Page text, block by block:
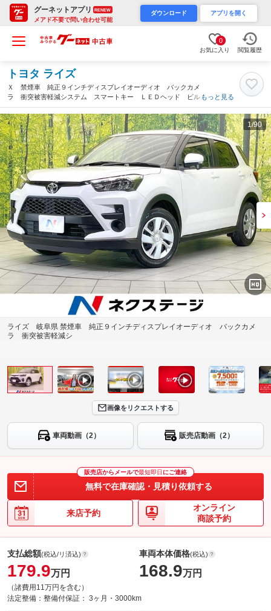
グーネットアプリ RENEW
メアド不要で問い合わせ可能
ダウンロード アプリを開く
0
お気に入り 閲覧履歴
トヨタ ライズ
Ｘ 禁煙車 純正９インチディスプレイオーディオ バックカメ
ラ 衝突被害軽減システム スマートキー ＬＥＤヘッド ビルト
インＥＴＣ オートハイビーム 車線逸脱警報 オートライト Ｂ
ｌｕｅｔｏｏｔｈ フルセグ（岐阜県）
もっと見る
1/90
ライズ 岐阜県 禁煙車 純正９インチディスプレイオーディオ バックカメ
ラ 衝突被害軽減シ
画像をリクエストする
車両動画（2） 販売店動画（2）
販売店からメールで最短即日 にご連絡
無料で在庫確認・見積り依頼する
来店予約
オンライン
商談予約
支払総額(税込/リ済込)
179.9万円
（諸費用11万円を含む）
車両本体価格(税込)
168.9万円
法定整備： 整備付保証： 3ヶ月・3000km